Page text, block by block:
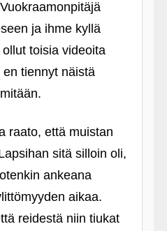
ja ihme kyllä
toisia videoita
tiennyt näistä
raato, että muistan
sitä silloin oli,
ankeana
aikaa.
reidestä niin tiukat